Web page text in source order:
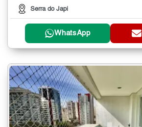
Serra do Japi
WhatsApp